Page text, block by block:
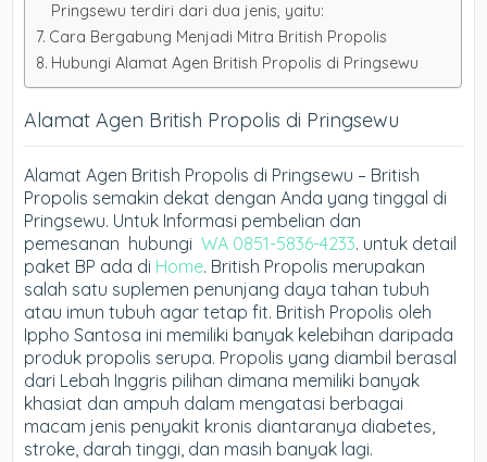
Pringsewu terdiri dari dua jenis, yaitu:
Cara Bergabung Menjadi Mitra British Propolis
Hubungi Alamat Agen British Propolis di Pringsewu
Alamat Agen British Propolis di Pringsewu
Alamat Agen British Propolis di Pringsewu – British
Propolis semakin dekat dengan Anda yang tinggal di
Pringsewu. Untuk Informasi pembelian dan
pemesanan hubungiWA 0851-5836-4233. untuk detail
paket BP ada di Home. British Propolis merupakan
salah satu suplemen penunjang daya tahan tubuh
atau imun tubuh agar tetap fit. British Propolis oleh
Ippho Santosa ini memiliki banyak kelebihan daripada
produk propolis serupa. Propolis yang diambil berasal
dari Lebah Inggris pilihan dimana memiliki banyak
khasiat dan ampuh dalam mengatasi berbagai
macam jenis penyakit kronis diantaranya diabetes,
stroke, darah tinggi, dan masih banyak lagi.